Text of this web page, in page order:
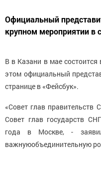
Официальный
крупном мероприятии в
В в Казани в мае состоится
этом официальный
странице в «Фейсбук».
«Совет глав
Совет глав государств
года в Москве, -
важнуюобъединительную